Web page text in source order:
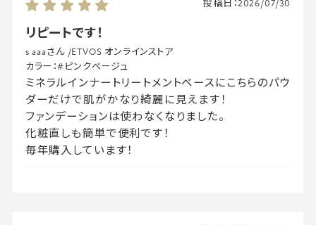
リピートです！
投稿日：2026/07/30
s aaaさん /ETVOS オンラインストア
カラー：#ピンクベージュ
ミネラルインナートリートメントベースにこちらのパウ
ダーだけで肌がかなり綺麗に見えます！
ファンデーションは使わなくなりました。
化粧直しも簡単で便利です！
毎年購入しています！